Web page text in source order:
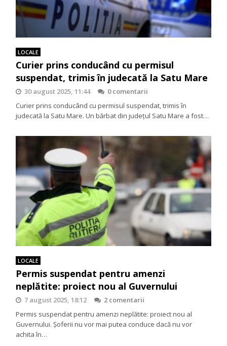
LOCALE
Curier prins conducând cu permisul
suspendat, trimis în judecată la Satu Mare
30 august 2025, 11:44
0 comentarii
Curier prins conducând cu permisul suspendat, trimis în
judecată la Satu Mare. Un bărbat din județul Satu Mare a fost…
LOCALE
Permis suspendat pentru amenzi
neplătite: proiect nou al Guvernului
7 august 2025, 18:12
2 comentarii
Permis suspendat pentru amenzi neplătite: proiect nou al
Guvernului. Șoferii nu vor mai putea conduce dacă nu vor
achita în…